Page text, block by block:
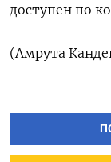
доступен по
(Амрута